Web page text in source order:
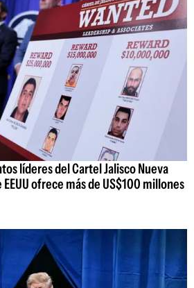
líderes del Cartel Jalisco Nueva
ofrece más de US$100 millones